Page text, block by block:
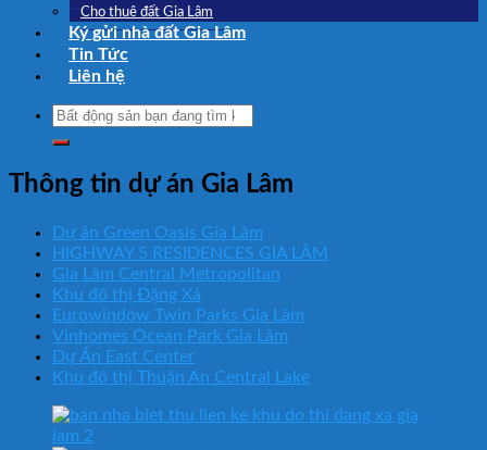
Cho thuê đất Gia Lâm
Ký gửi nhà đất Gia Lâm
Tin Tức
Liên hệ
Search
Thông tin dự án Gia Lâm
Dự án Green Oasis Gia Lâm
HIGHWAY 5 RESIDENCES GIA LÂM
Gia Lâm Central Metropolitan
Khu đô thị Đặng Xá
Eurowindow Twin Parks Gia Lâm
Vinhomes Ocean Park Gia Lâm
Dự Án East Center
Khu đô thị Thuận An Central Lake